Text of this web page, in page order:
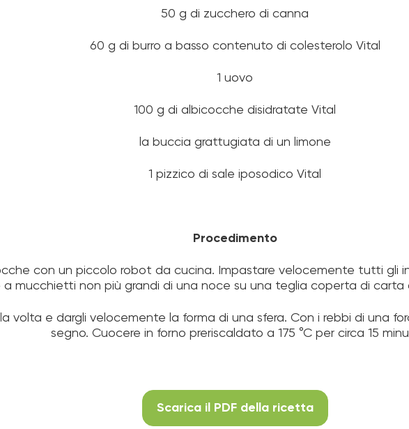
50 g di zucchero di canna
60 g di burro a basso contenuto di colesterolo Vital
1 uovo
100 g di albicocche disidratate Vital
la buccia grattugiata di un limone
1 pizzico di sale iposodico Vital
Procedimento
con un piccolo robot da cucina. Impastare velocemente tutti gli
mucchietti non più grandi di una noce su una teglia coperta di carta
volta e dargli velocemente la forma di una sfera. Con i rebbi di una
segno. Cuocere in forno preriscaldato a 175 °C per circa 15
Scarica il PDF della ricetta